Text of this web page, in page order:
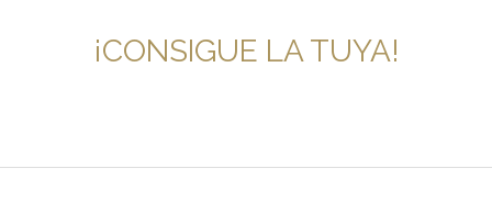
¡CONSIGUE LA TUYA!